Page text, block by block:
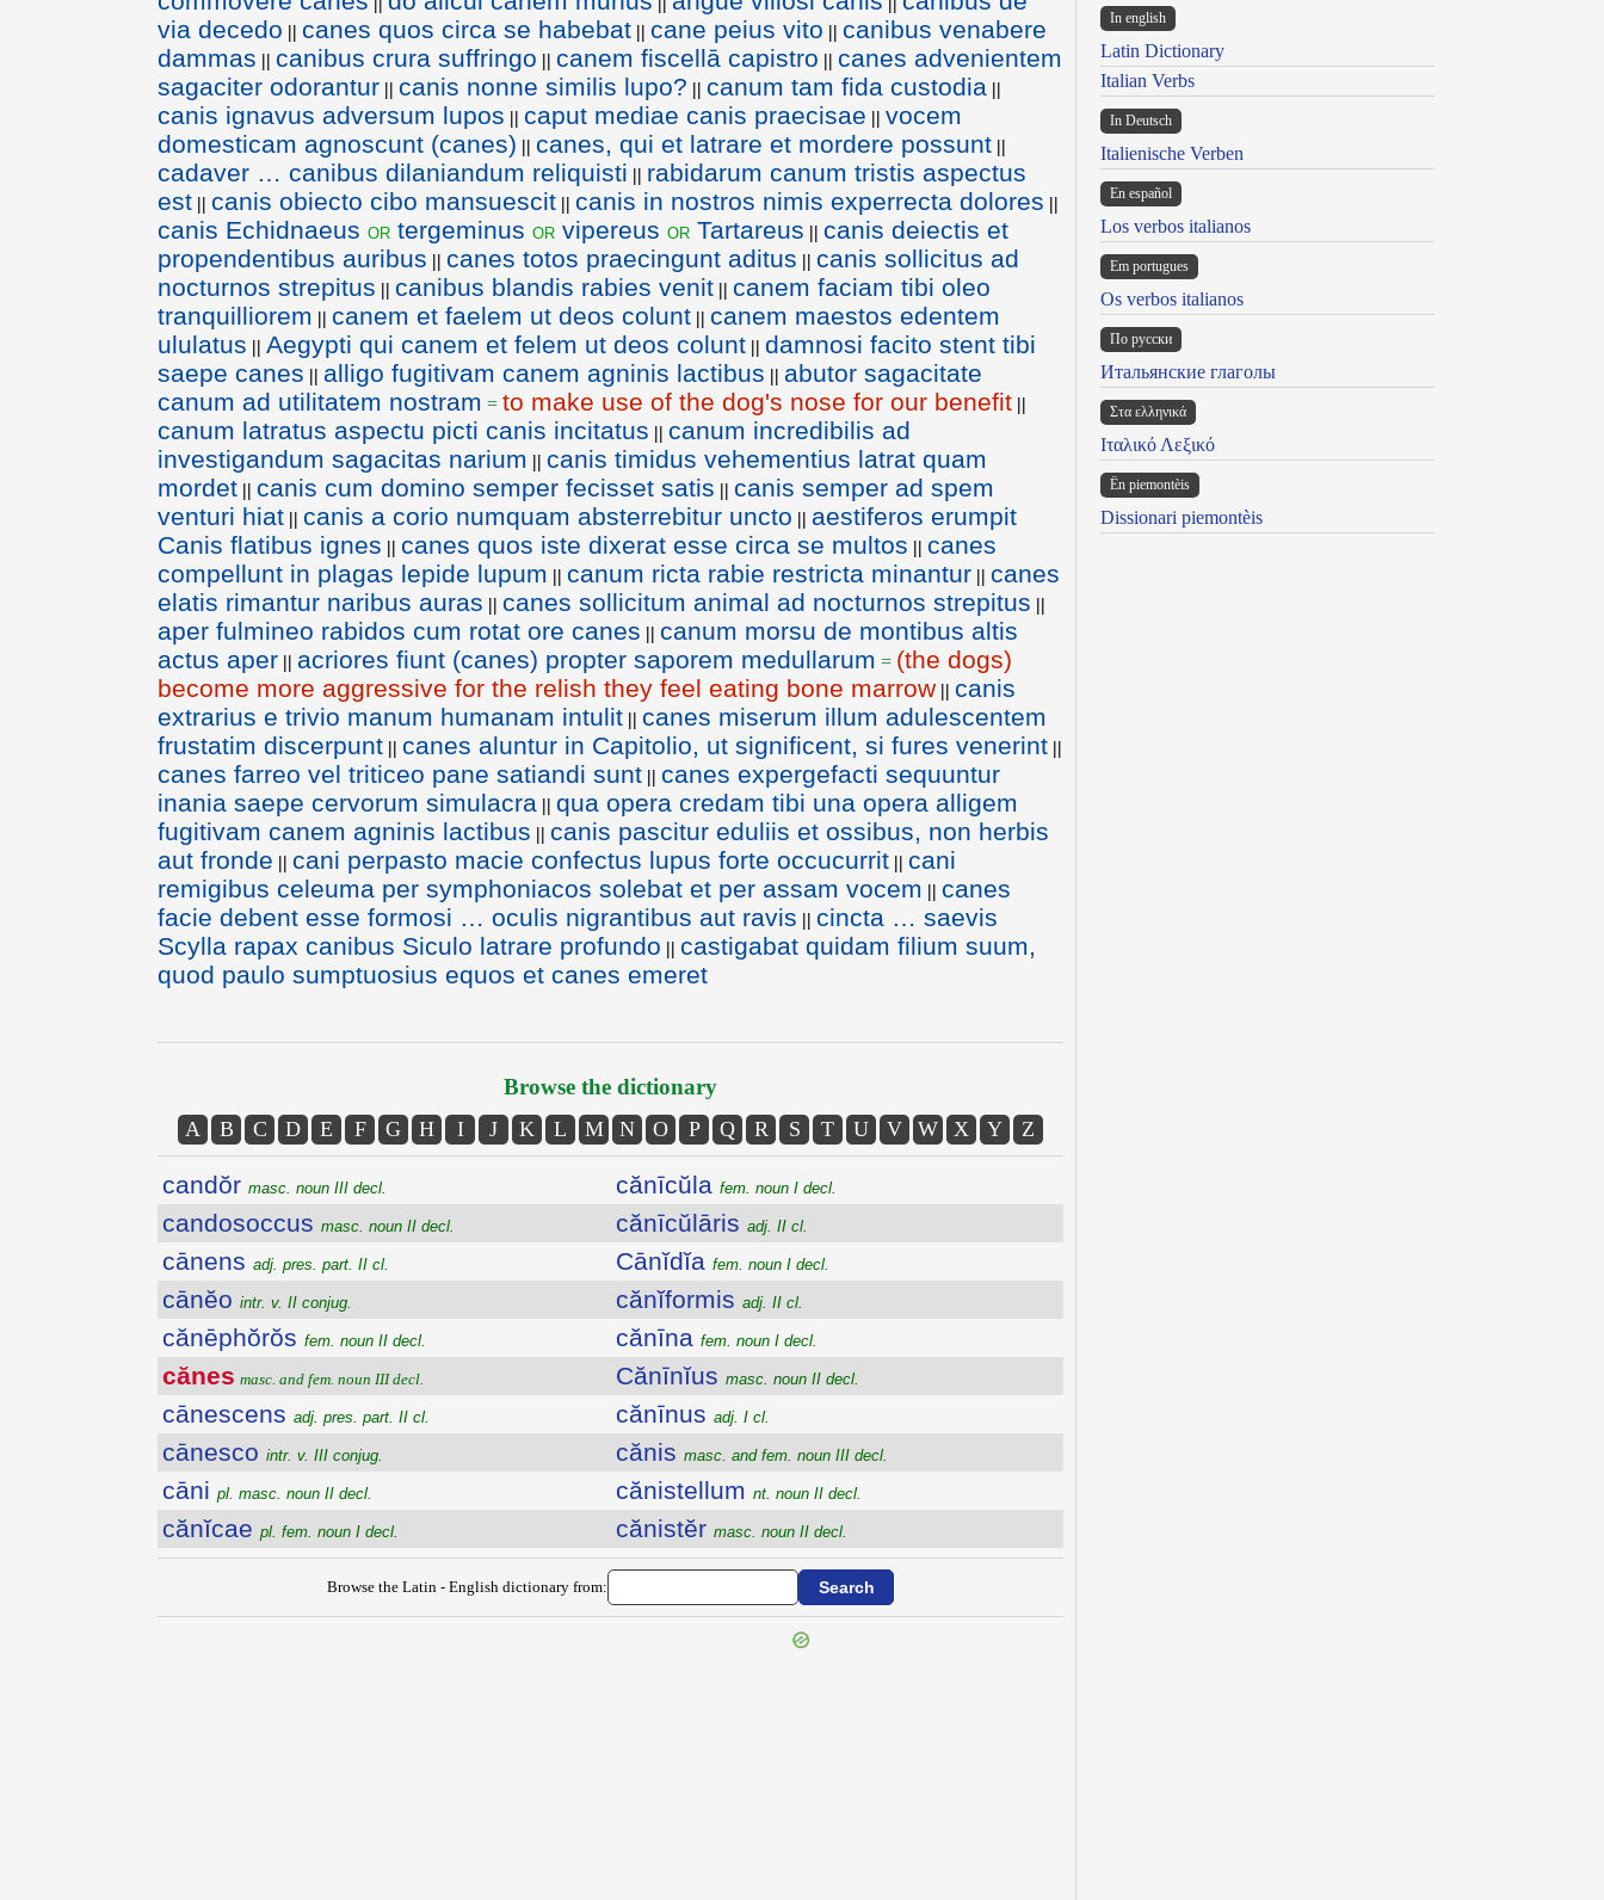
via decedo || canes quos circa se habebat || cane peius vito || canibus venabere
dammas || canibus crura suffringo || canem fiscellā capistro || canes advenientem
sagaciter odorantur || canis nonne similis lupo? || canum tam fida custodia ||
canis ignavus adversum lupos || caput mediae canis praecisae || vocem
domesticam agnoscunt (canes) || canes, qui et latrare et mordere possunt ||
cadaver … canibus dilaniandum reliquisti || rabidarum canum tristis aspectus
est || canis obiecto cibo mansuescit || canis in nostros nimis experrecta dolores ||
canis Echidnaeus or tergeminus or vipereus or Tartareus || canis deiectis et
propendentibus auribus || canes totos praecingunt aditus || canis sollicitus ad
nocturnos strepitus || canibus blandis rabies venit || canem faciam tibi oleo
tranquilliorem || canem et faelem ut deos colunt || canem maestos edentem
ululatus || Aegypti qui canem et felem ut deos colunt || damnosi facito stent tibi
saepe canes || alligo fugitivam canem agninis lactibus || abutor sagacitate
canum ad utilitatem nostram = to make use of the dog's nose for our benefit ||
canum latratus aspectu picti canis incitatus || canum incredibilis ad
investigandum sagacitas narium || canis timidus vehementius latrat quam
mordet || canis cum domino semper fecisset satis || canis semper ad spem
venturi hiat || canis a corio numquam absterrebitur uncto || aestiferos erumpit
Canis flatibus ignes || canes quos iste dixerat esse circa se multos || canes
compellunt in plagas lepide lupum || canum ricta rabie restricta minantur || canes
elatis rimantur naribus auras || canes sollicitum animal ad nocturnos strepitus ||
aper fulmineo rabidos cum rotat ore canes || canum morsu de montibus altis
actus aper || acriores fiunt (canes) propter saporem medullarum = (the dogs)
become more aggressive for the relish they feel eating bone marrow || canis
extrarius e trivio manum humanam intulit || canes miserum illum adulescentem
frustatim discerpunt || canes aluntur in Capitolio, ut significent, si fures venerint ||
canes farreo vel triticeo pane satiandi sunt || canes expergefacti sequuntur
inania saepe cervorum simulacra || qua opera credam tibi una opera alligem
fugitivam canem agninis lactibus || canis pascitur eduliis et ossibus, non herbis
aut fronde || cani perpasto macie confectus lupus forte occucurrit || cani
remigibus celeuma per symphoniacos solebat et per assam vocem || canes
facie debent esse formosi … oculis nigrantibus aut ravis || cincta … saevis
Scylla rapax canibus Siculo latrare profundo || castigabat quidam filium suum,
quod paulo sumptuosius equos et canes emeret
Browse the dictionary
A B C D E F G H I J K L M N O P Q R S T U V W X Y Z
candŏr masc. noun III decl.
candosoccus masc. noun II decl.
cānens adj. pres. part. II cl.
cānĕo intr. v. II conjug.
cănēphŏrŏs fem. noun II decl.
cănes masc. and fem. noun III decl.
cānescens adj. pres. part. II cl.
cānesco intr. v. III conjug.
cāni pl. masc. noun II decl.
cănĭcae pl. fem. noun I decl.
cănīcŭla fem. noun I decl.
cănīcŭlāris adj. II cl.
Cānĭdĭa fem. noun I decl.
cănĭformis adj. II cl.
cănīna fem. noun I decl.
Cănīnĭus masc. noun II decl.
cănīnus adj. I cl.
cănis masc. and fem. noun III decl.
cănistellum nt. noun II decl.
cănistĕr masc. noun II decl.
Browse the Latin - English dictionary from:
In english
Latin Dictionary
Italian Verbs
In Deutsch
Italienische Verben
En español
Los verbos italianos
Em portugues
Os verbos italianos
По русски
Итальянские глаголы
Στα ελληνικά
Ιταλικό Λεξικό
Ën piemontèis
Dissionari piemontèis